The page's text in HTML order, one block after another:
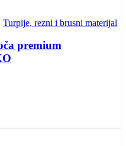
Turpije, rezni i brusni materijal
premium